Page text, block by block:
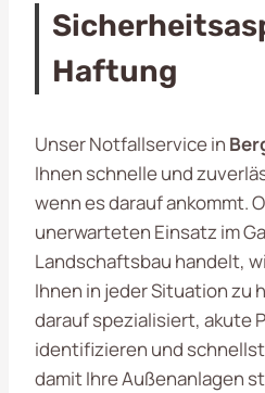
Haftung
Unser Notfallservice in
Ihnen schnelle und
wenn es darauf ankommt.
unerwarteten Einsatz im
Landschaftsbau handelt,
Ihnen in jeder Situation zu
darauf spezialisiert, akute
identifizieren und
damit Ihre Außenanlagen